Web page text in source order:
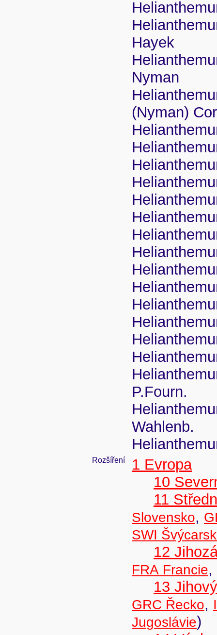
Hayek
Nyman
(Nyman)
P.Fourn.
Wahlenb.
Rozšíření
1 Evropa
10
11
Slovensko,
SWI
12
FRA Francie,
13
GRC Řecko,
Jugoslávie)